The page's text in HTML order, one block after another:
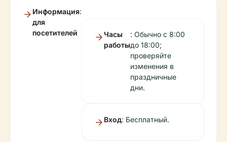
Информация
для
посетителей
:
Часы
работы
: Обычно с 8:00
до 18:00;
проверяйте
изменения в
праздничные
дни.
Вход: Бесплатный.